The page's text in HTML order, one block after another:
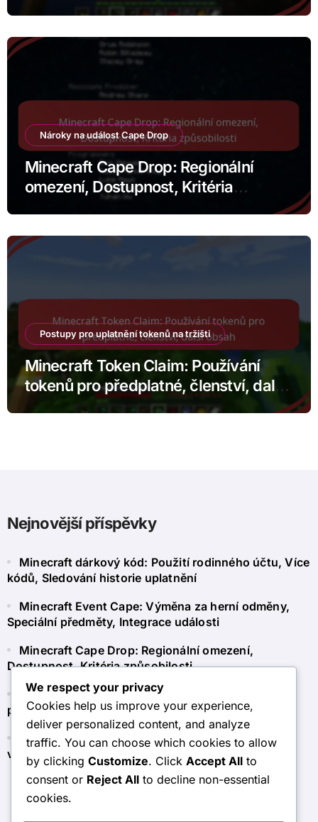
Integrace události
Nároky na událost Cape Drop
Minecraft Cape Drop: Regionální
omezení, Dostupnost, Kritéria
Postupy pro uplatnění tokenů na tržišti
Minecraft Token Claim: Používání
tokenů pro předplatné, členství, další
Nejnovější příspěvky
Minecraft dárkový kód: Použití rodinného účtu, Více
kódů, Sledování historie uplatnění
Minecraft Event Cape: Výměna za herní odměny,
Speciální předměty, Integrace události
Minecraft Cape Drop: Regionální omezení,
Dostupnost, Kritéria způsobilosti
Minecraft Token Claim: Používání tokenů pro
předplatné, členství, další obsah
Minecraft Dárková karta: Zásady vracení, Proces
vrácení, Zákaznický servis
We respect your privacy
Cookies help us improve your experience,
deliver personalized content, and analyze
traffic. You can choose which cookies to allow
by clicking Customize. Click Accept All to
consent or Reject All to decline non-essential
cookies.